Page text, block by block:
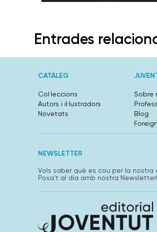
Entrades
CATÀLEG
Col·leccions
Autors i il·lustradors
Novetats
Sobre
Blog
NEWSLETTER
Vols saber què es cou per la nostra
Posa't al dia amb nostra Newsletter!